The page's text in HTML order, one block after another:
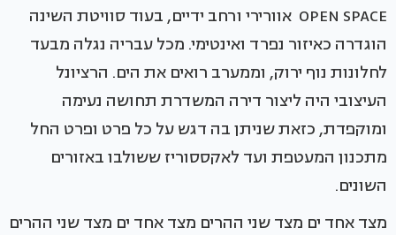
OPEN SPACE אוורירי ורחב ידיים, בעוד סוויטת השינה
הוגדרה כאיזור נפרד ואינטימי. מכל עבריה נגלה מבעד
לחלונות נוף ירוק, וממערב רואים את הים. הרציונל
העיצובי היה ליצור דירה המשדרת תחושה נעימה
ומוקפדת, כזאת שניתן בה דגש על כל פרט ופרט החל
מתכנון המעטפת ועד לאקססוריז ששולבו באזורים
השונים.
מצד אחד ים מצד שני ההרים מצד אחד ים מצד שני ההרים